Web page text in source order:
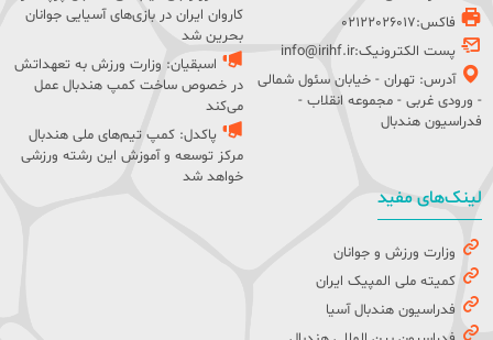
فاکس:02122026017
پست الکترونیک:info@irihf.ir
آدرس: تهران - خیابان سئول شمالی
- ورودی غربی - مجموعه انقلاب -
فدراسیون هندبال
کاروان ایران در بازی‌های آسیایی جوانان
بحرین شد
اسبقیان: وزارت ورزش به تعهداتش
در خصوص ساخت کمپ هندبال عمل
می‌کند
پاکدل: کمپ تیم‌های ملی هندبال
مرکز توسعه و آموزش این رشته ورزشی
خواهد شد
لینک‌های مفید
وزارت ورزش و جوانان
کمیته ملی المپیک ایران
فدراسیون هندبال آسیا